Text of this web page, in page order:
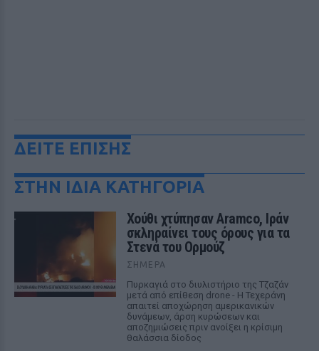
ΔΕΙΤΕ ΕΠΙΣΗΣ
ΣΤΗΝ ΙΔΙΑ ΚΑΤΗΓΟΡΙΑ
Χούθι χτύπησαν Aramco, Ιράν
σκληραίνει τους όρους για τα
Στενά του Ορμούζ
ΣΉΜΕΡΑ
Πυρκαγιά στο διυλιστήριο της Τζαζάν
μετά από επίθεση drone - Η Τεχεράνη
απαιτεί αποχώρηση αμερικανικών
δυνάμεων, άρση κυρώσεων και
αποζημιώσεις πριν ανοίξει η κρίσιμη
θαλάσσια δίοδος